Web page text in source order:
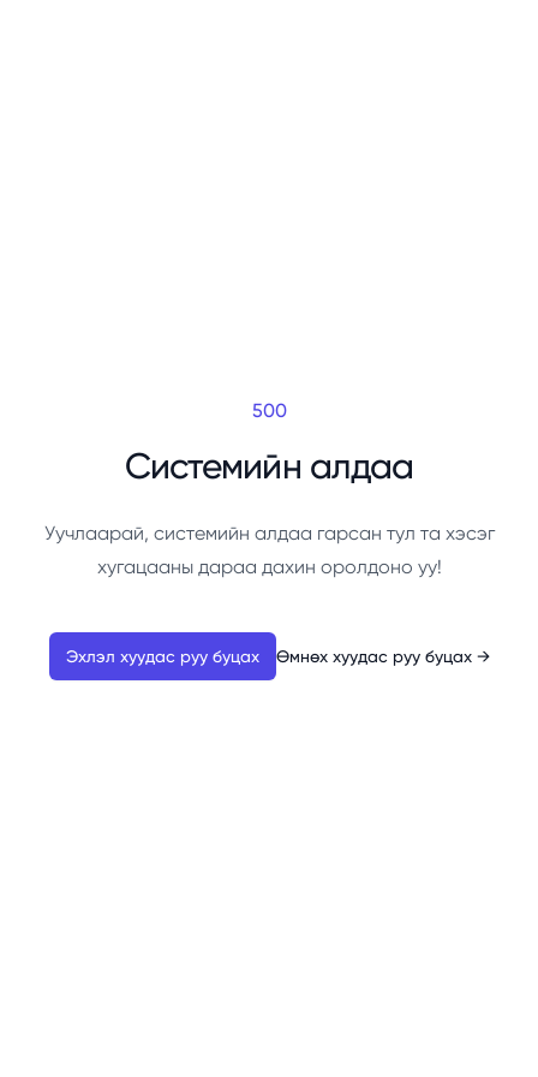
500
Системийн алдаа
Уучлаарай, системийн алдаа гарсан тул та хэсэг
хугацааны дараа дахин оролдоно уу!
Эхлэл хуудас руу буцах Өмнөх хуудас руу буцах →